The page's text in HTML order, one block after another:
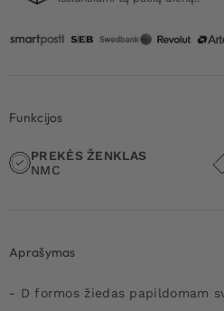
ring
Funkcijos
PREKĖS ŽENKLAS
NMC
Aprašymas
- D formos žiedas papildomam